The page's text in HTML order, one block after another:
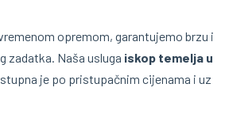
opremom, garantujemo brzu i
zadatka. Naša usluga iskop temelja u
je po pristupačnim cijenama i uz